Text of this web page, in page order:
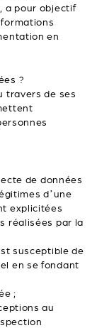
a pour objectif
en
?
travers de ses
de données
d’une
explicitées
réalisées par la
susceptible de
en se fondant
;
au